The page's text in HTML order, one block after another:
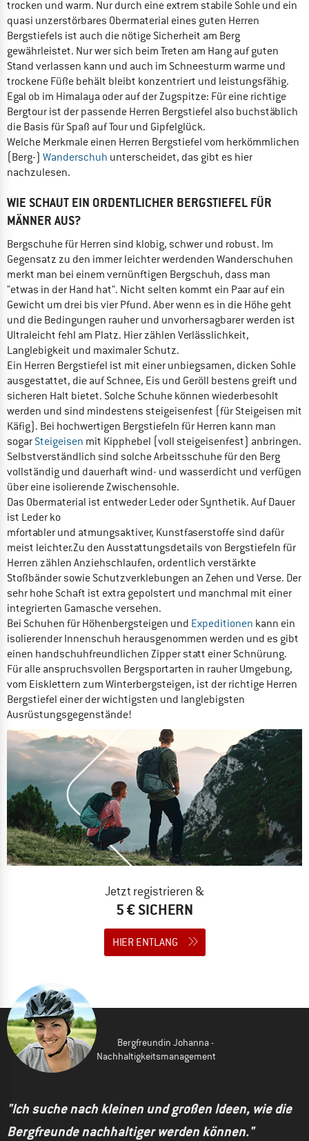
trocken und warm. Nur durch eine extrem stabile Sohle und ein
quasi unzerstörbares Obermaterial eines guten Herren
Bergstiefels ist auch die nötige Sicherheit am Berg
gewährleistet. Nur wer sich beim Treten am Hang auf guten
Stand verlassen kann und auch im Schneesturm warme und
trockene Füße behält bleibt konzentriert und leistungsfähig.
Egal ob im Himalaya oder auf der Zugspitze: Für eine richtige
Bergtour ist der passende Herren Bergstiefel also buchstäblich
die Basis für Spaß auf Tour und Gipfelglück.
Welche Merkmale einen Herren Bergstiefel vom herkömmlichen
(Berg-) Wanderschuh unterscheidet, das gibt es hier
nachzulesen.
WIE SCHAUT EIN ORDENTLICHER BERGSTIEFEL FÜR
MÄNNER AUS?
Bergschuhe für Herren sind klobig, schwer und robust. Im
Gegensatz zu den immer leichter werdenden Wanderschuhen
merkt man bei einem vernünftigen Bergschuh, dass man
"etwas in der Hand hat". Nicht selten kommt ein Paar auf ein
Gewicht um drei bis vier Pfund. Aber wenn es in die Höhe geht
und die Bedingungen rauher und unvorhersagbarer werden ist
Ultraleicht fehl am Platz. Hier zählen Verlässlichkeit,
Langlebigkeit und maximaler Schutz.
Ein Herren Bergstiefel ist mit einer unbiegsamen, dicken Sohle
ausgestattet, die auf Schnee, Eis und Geröll bestens greift und
sicheren Halt bietet. Solche Schuhe können wiederbesohlt
werden und sind mindestens steigeisenfest (für Steigeisen mit
Käfig). Bei hochwertigen Bergstiefeln für Herren kann man
sogar Steigeisen mit Kipphebel (voll steigeisenfest) anbringen.
Selbstverständlich sind solche Arbeitsschuhe für den Berg
vollständig und dauerhaft wind- und wasserdicht und verfügen
über eine isolierende Zwischensohle.
Das Obermaterial ist entweder Leder oder Synthetik. Auf Dauer
ist Leder ko
mfortabler und atmungsaktiver, Kunstfaserstoffe sind dafür
meist leichter.Zu den Ausstattungsdetails von Bergstiefeln für
Herren zählen Anziehschlaufen, ordentlich verstärkte
Stoßbänder sowie Schutzverklebungen an Zehen und Verse. Der
sehr hohe Schaft ist extra gepolstert und manchmal mit einer
integrierten Gamasche versehen.
Bei Schuhen für Höhenbergsteigen und Expeditionen kann ein
isolierender Innenschuh herausgenommen werden und es gibt
einen handschuhfreundlichen Zipper statt einer Schnürung.
Für alle anspruchsvollen Bergsportarten in rauher Umgebung,
vom Eisklettern zum Winterbergsteigen, ist der richtige Herren
Bergstiefel einer der wichtigsten und langlebigsten
Ausrüstungsgegenstände!
Jetzt registrieren &
5 € SICHERN
HIER ENTLANG
Bergfreundin Johanna -
Nachhaltigkeitsmanagement
"Ich suche nach kleinen und großen Ideen, wie die
Bergfreunde nachhaltiger werden können."